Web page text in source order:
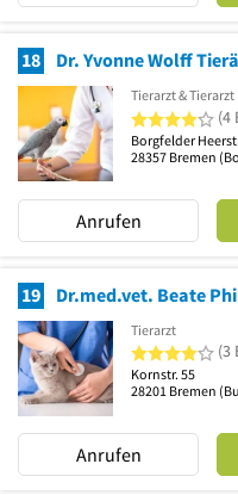
18 Dr. Yvonne Wolff
Tierarzt &
4(4
Borgfelder
28357 Bremen
Anrufen
19 Dr.med.vet. Beate
Tierarzt
4(3
Kornstr. 55
28201 Bremen
Anrufen